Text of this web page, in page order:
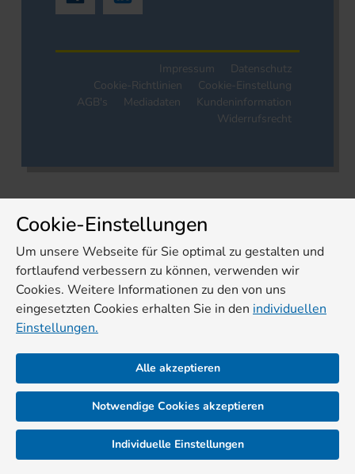
Impressum
Datenschutz
Cookie-Richtlinien
Cookie-Einstellung
AGB's
Mediadaten
Kundeninformation
Widerrufsrecht
Cookie-Einstellungen
Um unsere Webseite für Sie optimal zu gestalten und
fortlaufend verbessern zu können, verwenden wir
Cookies. Weitere Informationen zu den von uns
eingesetzten Cookies erhalten Sie in den individuellen
Einstellungen.
Alle akzeptieren
Notwendige Cookies akzeptieren
Individuelle Einstellungen